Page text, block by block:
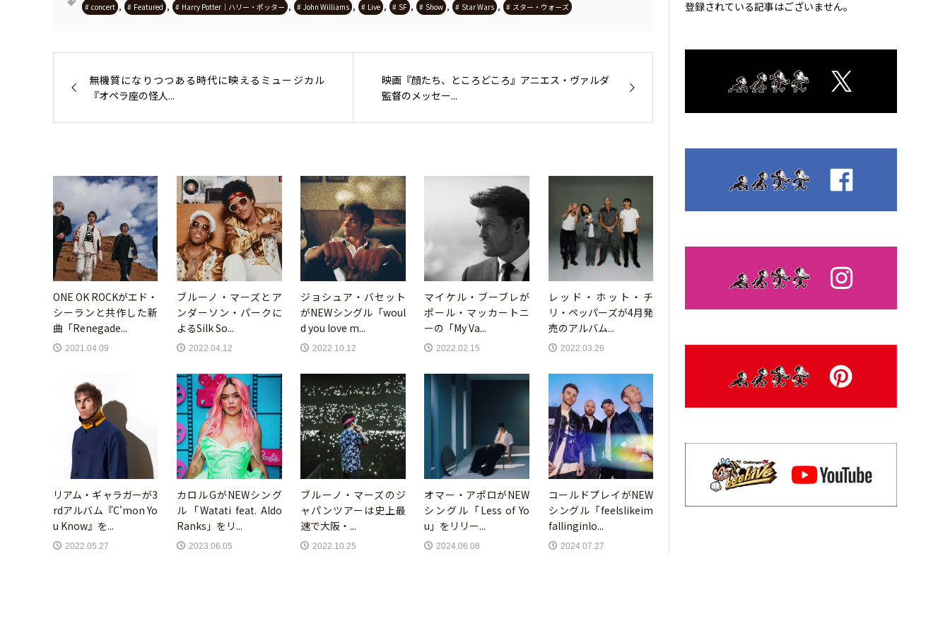
concert , Featured , Harry Potter｜ハリー・ポッター , John Williams , Live , SF , Show , Star Wars , スター・ウォーズ
無機質になりつつある時代に映えるミュージカル
『オペラ座の怪人...
映画『顔たち、ところどころ』アニエス・ヴァルダ
監督のメッセー...
ONE OK ROCKがエド・
シーランと共作した新
曲「Renegade...
2021.04.09
ブルーノ・マーズとア
ンダーソン・パークに
よるSilk So...
2022.04.12
ジョシュア・バセット
がNEWシングル「woul
d you love m...
2022.10.12
マイケル・ブーブレが
ポール・マッカートニ
ーの「My Va...
2022.02.15
レッド・ホット・チ
リ・ペッパーズが4月発
売のアルバム...
2022.03.26
リアム・ギャラガーが3
rdアルバム『C'mon Yo
u Know』を...
2022.05.27
カロルGがNEWシング
ル「Watati feat. Aldo
Ranks」をリ...
2023.06.05
ブルーノ・マーズのジ
ャパンツアーは史上最
速で大阪・...
2022.10.25
オマー・アポロがNEW
シングル「Less of Yo
u」をリリー...
2024.06.08
コールドプレイがNEW
シングル「feelslikeim
fallinginlo...
2024.07.27
登録されている記事はございません。